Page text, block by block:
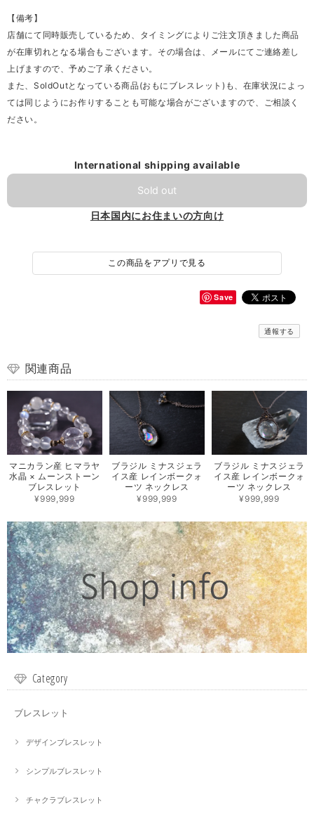
【備考】
店舗にて同時販売しているため、タイミングによりご注文頂きました商品
が在庫切れとなる場合もございます。その場合は、メールにてご連絡差し
上げますので、予めご了承ください。
また、SoldOutとなっている商品(おもにブレスレット)も、在庫状況によっ
ては同じようにお作りすることも可能な場合がございますので、ご相談く
ださい。
International shipping available
Sold out
日本国内にお住まいの方向け
この商品をアプリで見る
Save
通報する
関連商品
マニカラン産 ヒマラヤ
水晶 × ムーンストーン
ブレスレット
¥999,999
ブラジル ミナスジェラ
イス産 レインボークォ
ーツ ネックレス
¥999,999
ブラジル ミナスジェラ
イス産 レインボークォ
ーツ ネックレス
¥999,999
Category
ブレスレット
デザインブレスレット
シンプルブレスレット
チャクラブレスレット